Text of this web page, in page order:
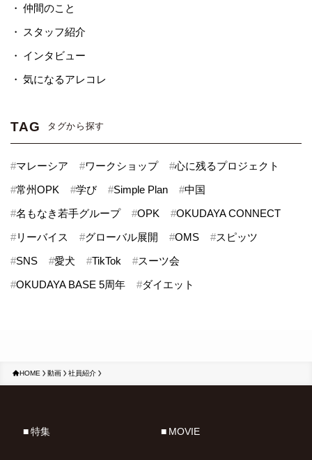
仲間のこと
スタッフ紹介
インタビュー
気になるアレコレ
TAG タグから探す
#マレーシア #ワークショップ #心に残るプロジェクト
#常州OPK #学び #Simple Plan #中国
#名もなき若手グループ #OPK #OKUDAYA CONNECT
#リーバイス #グローバル展開 #OMS #スピッツ
#SNS #愛犬 #TikTok #スーツ会
#OKUDAYA BASE 5周年 #ダイエット
HOME 動画 社員紹介
特集 MOVIE